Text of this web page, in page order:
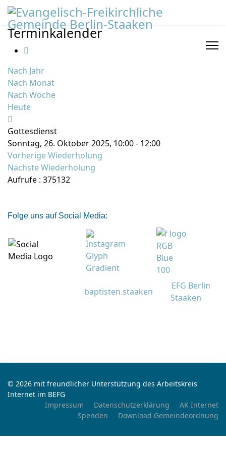
Terminkalender
Nach Jahr
Nach Monat
Nach Woche
Heute
Gottesdienst
Sonntag, 26. Oktober 2025, 10:00 - 12:00
Vorherige Wiederholung
Nächste Wiederholung
Aufrufe : 375132
Folge uns auf Social Media:
baptisten.staaken
EFG Berlin
Staaken
© 2026 mit freundlicher Unterstützung des Arbeitskreis
Internet im BEFG
Impressum
Datenschutzerklärung
AK Internet
Spenden
Download Gemeindeordnung